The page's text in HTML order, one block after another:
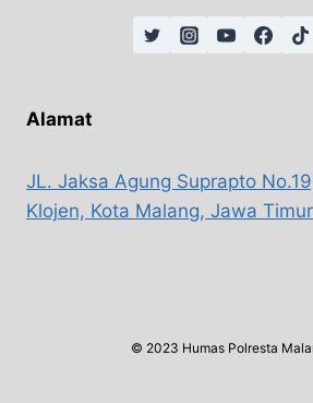
Alamat
JL. Jaksa Agung Suprapto
Klojen, Kota Malang, Jawa
© 2023 Humas Polresta